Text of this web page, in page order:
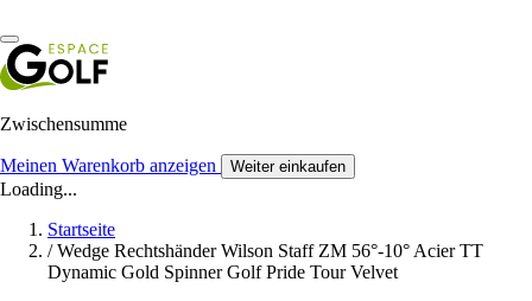
Zwischensumme
Meinen Warenkorb anzeigen Weiter einkaufen
Loading...
Startseite
/ Wedge Rechtshänder Wilson Staff ZM 56°-10° Acier TT
Dynamic Gold Spinner Golf Pride Tour Velvet